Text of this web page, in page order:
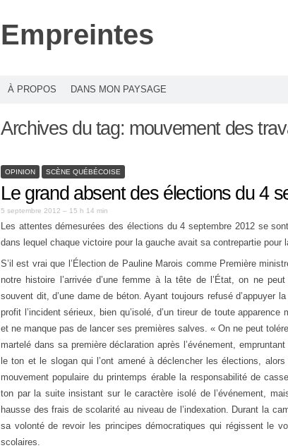
Empreintes
À PROPOS DANS MON PAYSAGE
Archives du tag: mouvement des
OPINION SCÈNE QUÉBÉCOISE
Le grand absent des élections du 4
5 septembre 2012 – 15 h 14 min
Les attentes démesurées des élections du 4 septembre 2012 se
dans lequel chaque victoire pour la gauche avait sa contrepartie pour
S’il est vrai que l’Élection de Pauline Marois comme Première
notre histoire l’arrivée d’une femme à la tête de l’État, on ne
souvent dit, d’une dame de béton. Ayant toujours refusé d’appuyer
profit l’incident sérieux, bien qu’isolé, d’un tireur de toute apparence
et ne manque pas de lancer ses premières salves. « On ne peut
martelé dans sa première déclaration après l’événement,
le ton et le slogan qui l’ont amené à déclencher les élections, alors
mouvement populaire du printemps érable la responsabilité de
ton par la suite insistant sur le caractère isolé de l’événement,
hausse des frais de scolarité au niveau de l’indexation. Durant la
sa volonté de revoir les principes démocratiques qui régissent le
scolaires.